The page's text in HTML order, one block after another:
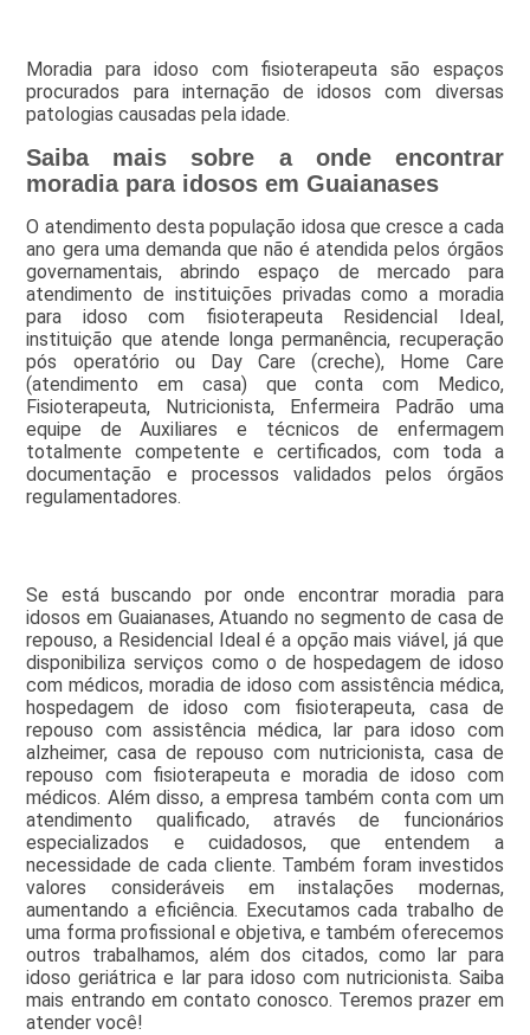
Moradia para idoso com fisioterapeuta são espaços
procurados para internação de idosos com diversas
patologias causadas pela idade.
Saiba mais sobre a onde encontrar
moradia para idosos em Guaianases
O atendimento desta população idosa que cresce a cada
ano gera uma demanda que não é atendida pelos órgãos
governamentais, abrindo espaço de mercado para
atendimento de instituições privadas como a moradia
para idoso com fisioterapeuta Residencial Ideal,
instituição que atende longa permanência, recuperação
pós operatório ou Day Care (creche), Home Care
(atendimento em casa) que conta com Medico,
Fisioterapeuta, Nutricionista, Enfermeira Padrão uma
equipe de Auxiliares e técnicos de enfermagem
totalmente competente e certificados, com toda a
documentação e processos validados pelos órgãos
regulamentadores.
Se está buscando por onde encontrar moradia para
idosos em Guaianases, Atuando no segmento de casa de
repouso, a Residencial Ideal é a opção mais viável, já que
disponibiliza serviços como o de hospedagem de idoso
com médicos, moradia de idoso com assistência médica,
hospedagem de idoso com fisioterapeuta, casa de
repouso com assistência médica, lar para idoso com
alzheimer, casa de repouso com nutricionista, casa de
repouso com fisioterapeuta e moradia de idoso com
médicos. Além disso, a empresa também conta com um
atendimento qualificado, através de funcionários
especializados e cuidadosos, que entendem a
necessidade de cada cliente. Também foram investidos
valores consideráveis em instalações modernas,
aumentando a eficiência. Executamos cada trabalho de
uma forma profissional e objetiva, e também oferecemos
outros trabalhamos, além dos citados, como lar para
idoso geriátrica e lar para idoso com nutricionista. Saiba
mais entrando em contato conosco. Teremos prazer em
atender você!